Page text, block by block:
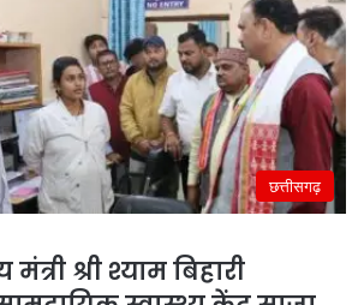
छत्तीसगढ़
श्री श्याम बिहारी